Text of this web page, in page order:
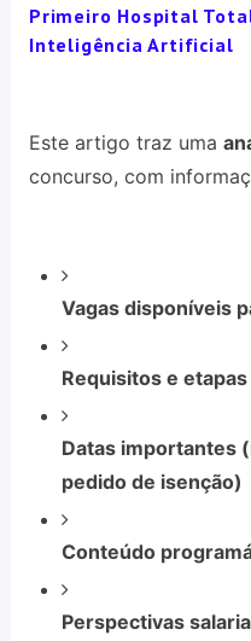
Primeiro Hospital
Inteligência Artificial
Este artigo traz uma
concurso, com
Vagas disponíveis
Requisitos e
Datas importantes
pedido de isenção)
Conteúdo
Perspectivas